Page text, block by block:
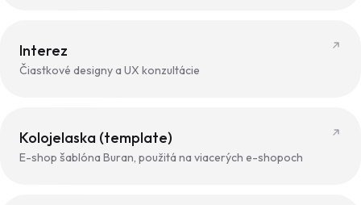
Interez
Čiastkové designy a UX konzultácie
Kolojelaska (template)
E-shop šablóna Buran, použitá na viacerých e-shopoch